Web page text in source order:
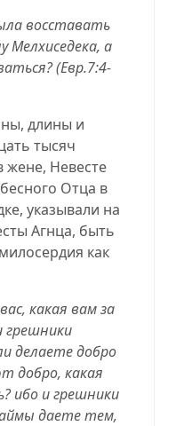
восставать
Мелхиседека, а
(Евр.7:4-
длины и
тысяч
жене, Невесте
Отца в
указывали на
Агнца, быть
как
какая вам за
грешники
делаете добро
добро, какая
ибо и грешники
даете тем,